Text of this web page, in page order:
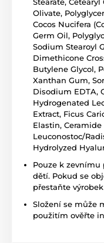
Olivate,
Cocos Nucifera
Germ Oil,
Sodium Stearoyl
Dimethicone
Butylene Glycol,
Xanthan Gum,
Disodium EDTA,
Hydrogenated
Extract, Ficus
Elastin, Ceramide
Leuconostoc/
Hydrolyzed
Pouze k zevnímu
dětí. Pokud se
přestaňte
Složení se může
použitím ověřte